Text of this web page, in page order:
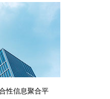
性信息聚合平